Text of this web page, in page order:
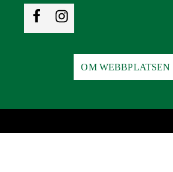
OM WEBBPLATSEN